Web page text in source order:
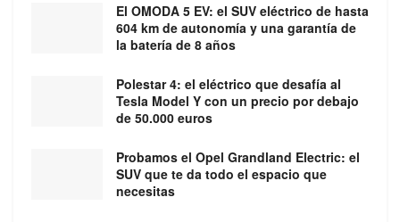
El OMODA 5 EV: el SUV eléctrico de hasta
604 km de autonomía y una garantía de
la batería de 8 años
Polestar 4: el eléctrico que desafía al
Tesla Model Y con un precio por debajo
de 50.000 euros
Probamos el Opel Grandland Electric: el
SUV que te da todo el espacio que
necesitas